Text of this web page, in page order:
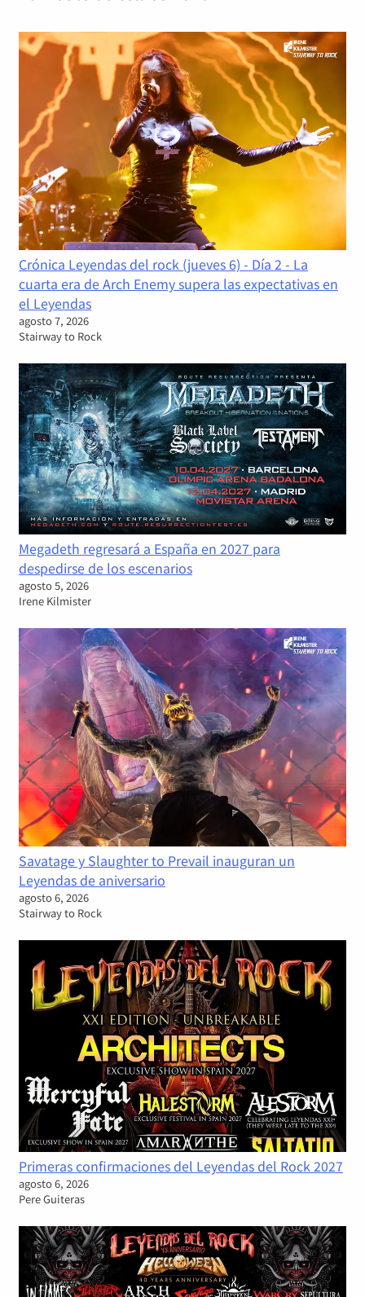
Crónica Leyendas del rock (jueves 6) - Día 2 - La
cuarta era de Arch Enemy supera las expectativas en
el Leyendas
agosto 7, 2026
Stairway to Rock
Megadeth regresará a España en 2027 para
despedirse de los escenarios
agosto 5, 2026
Irene Kilmister
Savatage y Slaughter to Prevail inauguran un
Leyendas de aniversario
agosto 6, 2026
Stairway to Rock
Primeras confirmaciones del Leyendas del Rock 2027
agosto 6, 2026
Pere Guiteras